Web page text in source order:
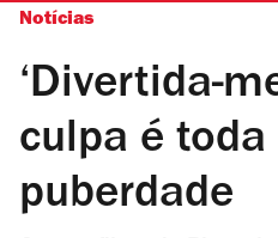
Notícias
‘Divertida-
culpa é toda
puberdade